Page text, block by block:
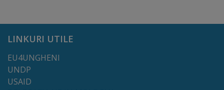
Regulamente
Rapoarte
LINKURI UTILE
EU4UNGHENI
UNDP
USAID